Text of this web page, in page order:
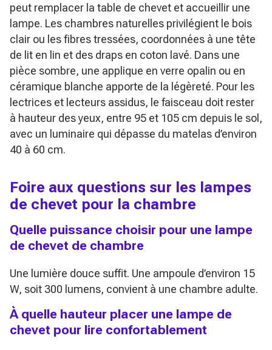
peut remplacer la table de chevet et accueillir une
lampe. Les chambres naturelles privilégient le bois
clair ou les fibres tressées, coordonnées à une tête
de lit en lin et des draps en coton lavé. Dans une
pièce sombre, une applique en verre opalin ou en
céramique blanche apporte de la légèreté. Pour les
lectrices et lecteurs assidus, le faisceau doit rester
à hauteur des yeux, entre 95 et 105 cm depuis le sol,
avec un luminaire qui dépasse du matelas d’environ
40 à 60 cm.
Foire aux questions sur les lampes
de chevet pour la chambre
Quelle puissance choisir pour une lampe
de chevet de chambre
Une lumière douce suffit. Une ampoule d’environ 15
W, soit 300 lumens, convient à une chambre adulte.
À quelle hauteur placer une lampe de
chevet pour lire confortablement